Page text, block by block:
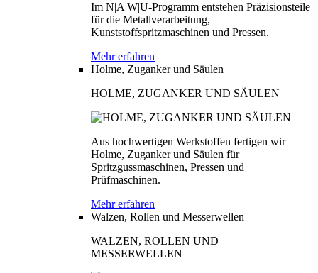
Im N|A|W|U-Programm entstehen Präzisionsteile
für die Metallverarbeitung,
Kunststoffspritzmaschinen und Pressen.
Mehr erfahren
Holme, Zuganker und Säulen
HOLME, ZUGANKER UND SÄULEN
Aus hochwertigen Werkstoffen fertigen wir
Holme, Zuganker und Säulen für
Spritzgussmaschinen, Pressen und
Prüfmaschinen.
Mehr erfahren
Walzen, Rollen und Messerwellen
WALZEN, ROLLEN UND
MESSERWELLEN